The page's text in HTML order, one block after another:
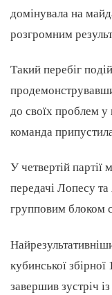
домінувала на
розгромним
Такий перебіг
до своїх проблем у
команда
У четвертій партії
передачі Лопесу
групповим блоком
кубинської
завершив зустріч